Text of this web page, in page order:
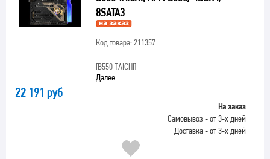
8SATA3
Код товара: 211357
[B550 TAICHI]
Далее...
22 191 руб
На заказ
Самовывоз - от 3-х дней
Доставка - от 3-х дней